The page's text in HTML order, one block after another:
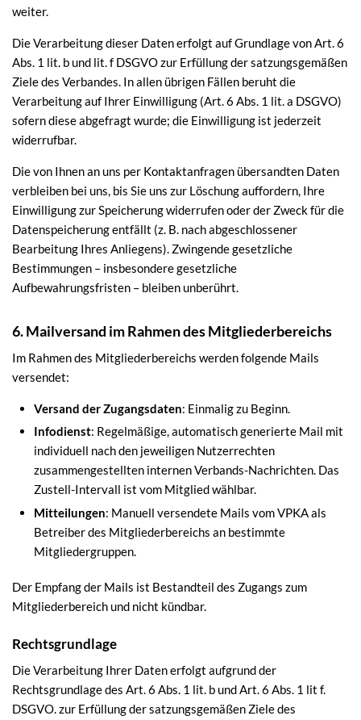
weiter.
Die Verarbeitung dieser Daten erfolgt auf Grundlage von Art. 6
Abs. 1 lit. b und lit. f DSGVO zur Erfüllung der satzungsgemäßen
Ziele des Verbandes. In allen übrigen Fällen beruht die
Verarbeitung auf Ihrer Einwilligung (Art. 6 Abs. 1 lit. a DSGVO)
sofern diese abgefragt wurde; die Einwilligung ist jederzeit
widerrufbar.
Die von Ihnen an uns per Kontaktanfragen übersandten Daten
verbleiben bei uns, bis Sie uns zur Löschung auffordern, Ihre
Einwilligung zur Speicherung widerrufen oder der Zweck für die
Datenspeicherung entfällt (z. B. nach abgeschlossener
Bearbeitung Ihres Anliegens). Zwingende gesetzliche
Bestimmungen – insbesondere gesetzliche
Aufbewahrungsfristen – bleiben unberührt.
6. Mailversand im Rahmen des Mitgliederbereichs
Im Rahmen des Mitgliederbereichs werden folgende Mails
versendet:
Versand der Zugangsdaten: Einmalig zu Beginn.
Infodienst: Regelmäßige, automatisch generierte Mail mit
individuell nach den jeweiligen Nutzerrechten
zusammengestellten internen Verbands-Nachrichten. Das
Zustell-Intervall ist vom Mitglied wählbar.
Mitteilungen: Manuell versendete Mails vom VPKA als
Betreiber des Mitgliederbereichs an bestimmte
Mitgliedergruppen.
Der Empfang der Mails ist Bestandteil des Zugangs zum
Mitgliederbereich und nicht kündbar.
Rechtsgrundlage
Die Verarbeitung Ihrer Daten erfolgt aufgrund der
Rechtsgrundlage des Art. 6 Abs. 1 lit. b und Art. 6 Abs. 1 lit f.
DSGVO. zur Erfüllung der satzungsgemäßen Ziele des